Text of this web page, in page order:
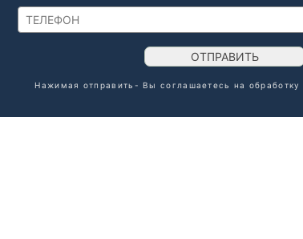
ОТПРАВИТЬ
Нажимая отправить- Вы соглашаетесь на обработку